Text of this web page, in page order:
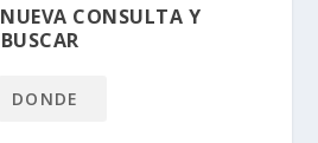
CONSULTA Y